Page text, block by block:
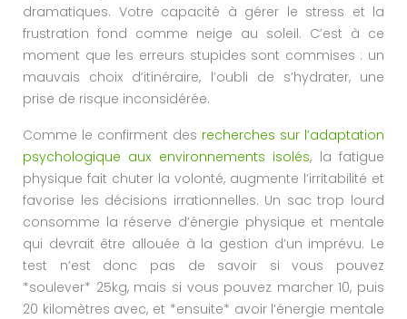
dramatiques. Votre capacité à gérer le stress et la
frustration fond comme neige au soleil. C’est à ce
moment que les erreurs stupides sont commises : un
mauvais choix d’itinéraire, l’oubli de s’hydrater, une
prise de risque inconsidérée.
Comme le confirment des recherches sur l’adaptation
psychologique aux environnements isolés, la fatigue
physique fait chuter la volonté, augmente l’irritabilité et
favorise les décisions irrationnelles. Un sac trop lourd
consomme la réserve d’énergie physique et mentale
qui devrait être allouée à la gestion d’un imprévu. Le
test n’est donc pas de savoir si vous pouvez
*soulever* 25kg, mais si vous pouvez marcher 10, puis
20 kilomètres avec, et *ensuite* avoir l’énergie mentale